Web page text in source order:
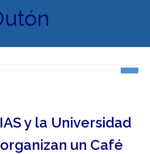
y la Universidad
un Café